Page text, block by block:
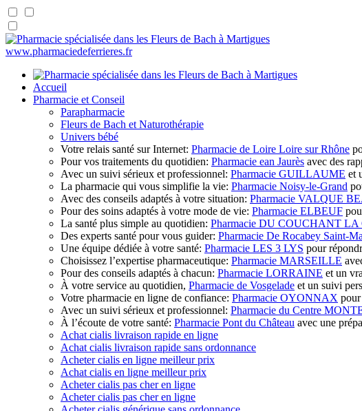
www.pharmaciedeferrieres.fr
Accueil
Pharmacie et Conseil
Parapharmacie
Fleurs de Bach et Naturothérapie
Univers bébé
Votre relais santé sur Internet: Pharmacie de Loire Loire sur Rhône
Pour vos traitements du quotidien: Pharmacie ean Jaurès avec des
Avec un suivi sérieux et professionnel: Pharmacie GUILLAUME et
La pharmacie qui vous simplifie la vie: Pharmacie Noisy-le-Grand
Avec des conseils adaptés à votre situation: Pharmacie VALQUE
Pour des soins adaptés à votre mode de vie: Pharmacie ELBEUF
La santé plus simple au quotidien: Pharmacie DU COUCHANT
Des experts santé pour vous guider: Pharmacie De Rocabey Saint-
Une équipe dédiée à votre santé: Pharmacie LES 3 LYS pour
Choisissez l’expertise pharmaceutique: Pharmacie MARSEILLE
Pour des conseils adaptés à chacun: Pharmacie LORRAINE et un
À votre service au quotidien, Pharmacie de Vosgelade et un suivi
Votre pharmacie en ligne de confiance: Pharmacie OYONNAX
Avec un suivi sérieux et professionnel: Pharmacie du Centre
À l’écoute de votre santé: Pharmacie Pont du Château avec une
Achat cialis livraison rapide en ligne
Achat cialis livraison rapide sans ordonnance
Acheter cialis en ligne meilleur prix
Achat cialis en ligne meilleur prix
Acheter cialis pas cher en ligne
Acheter cialis pas cher en ligne